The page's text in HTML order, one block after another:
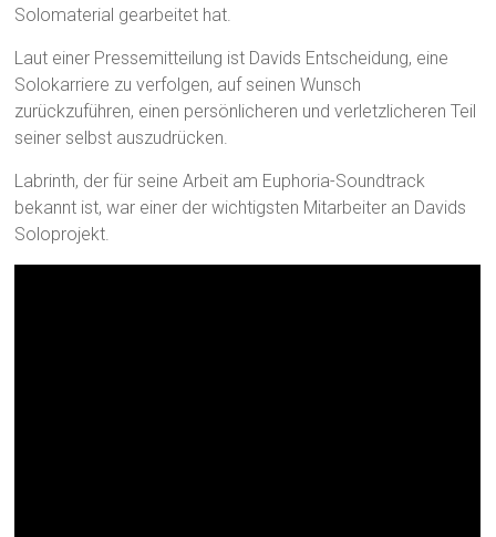
Solomaterial gearbeitet hat.
Laut einer Pressemitteilung ist Davids Entscheidung, eine
Solokarriere zu verfolgen, auf seinen Wunsch
zurückzuführen, einen persönlicheren und verletzlicheren Teil
seiner selbst auszudrücken.
Labrinth, der für seine Arbeit am Euphoria-Soundtrack
bekannt ist, war einer der wichtigsten Mitarbeiter an Davids
Soloprojekt.